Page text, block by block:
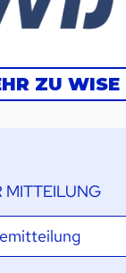
ZU WISE
MITTEILUNG